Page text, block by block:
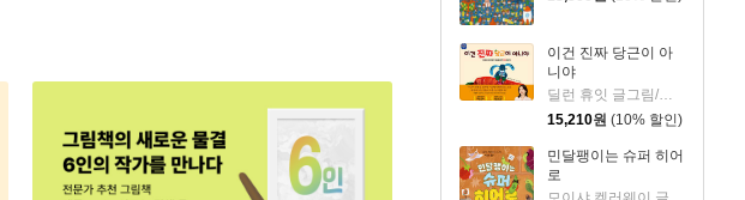
이건 진짜 당근이 아
니야
딜런 휴잇 글그림/이현아 역
15,210원 (10% 할인)
민달팽이는 슈퍼 히어
로